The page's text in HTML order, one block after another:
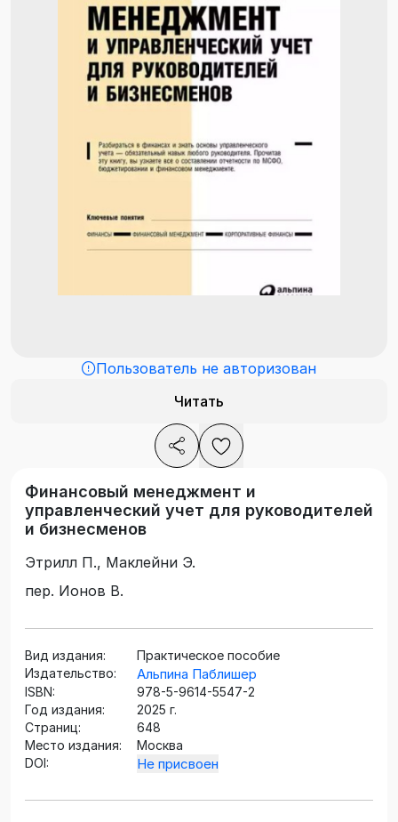
Пользователь не авторизован
Читать
Финансовый менеджмент и
управленческий учет для руководителей
и бизнесменов
Этрилл П., Маклейни Э.
пер. Ионов В.
Вид издания:
Практическое пособие
Издательство:
Альпина Паблишер
ISBN:
978-5-9614-5547-2
Год издания:
2025 г.
Страниц:
648
Место издания:
Москва
DOI:
Не присвоен